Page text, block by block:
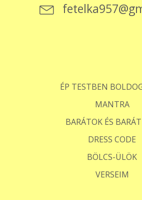
ÉP TESTBEN
MANTRA
BARÁTOK ÉS
DRESS CODE
BÖLCS-ÜLÖK
VERSEIM